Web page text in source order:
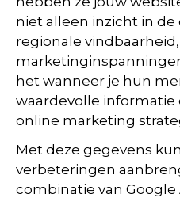
niet alleen inzicht in de
regionale
het wanneer je hun
waardevolle informatie
online marketing
Met deze gegevens
verbeteringen
combinatie van